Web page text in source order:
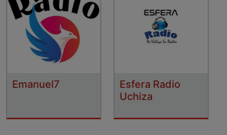
Emanuel7
Esfera Radio
Uchiza